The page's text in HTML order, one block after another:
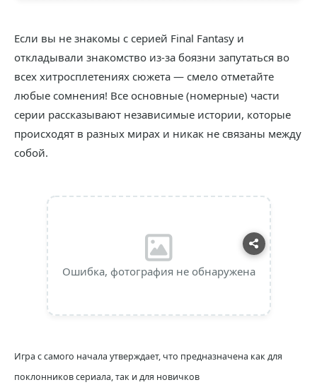
Если вы не знакомы с серией Final Fantasy и
откладывали знакомство из-за боязни запутаться во
всех хитросплетениях сюжета — смело отметайте
любые сомнения! Все основные (номерные) части
серии рассказывают независимые истории, которые
происходят в разных мирах и никак не связаны между
собой.
Ошибка, фотография не обнаружена
Игра с самого начала утверждает, что предназначена как для
поклонников сериала, так и для новичков